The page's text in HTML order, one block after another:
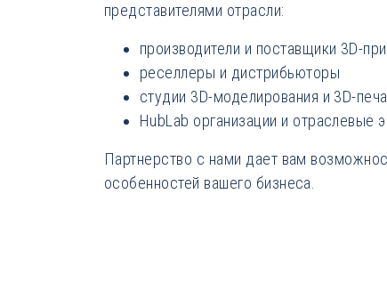
представителями отрасли:
производители и поставщики 3D-
реселлеры и дистрибьюторы
студии 3D-моделирования и 3D-
HubLab организации и отраслевые
Партнерство с нами дает вам
особенностей вашего бизнеса.